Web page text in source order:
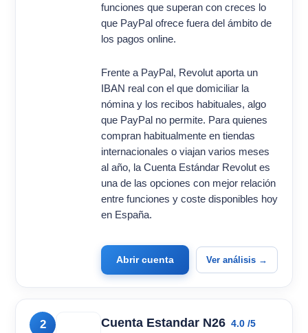
funciones que superan con creces lo
que PayPal ofrece fuera del ámbito de
los pagos online.
Frente a PayPal, Revolut aporta un
IBAN real con el que domiciliar la
nómina y los recibos habituales, algo
que PayPal no permite. Para quienes
compran habitualmente en tiendas
internacionales o viajan varios meses
al año, la Cuenta Estándar Revolut es
una de las opciones con mejor relación
entre funciones y coste disponibles hoy
en España.
Abrir cuenta Ver análisis →
2 Cuenta Estandar N26 4.0 /5